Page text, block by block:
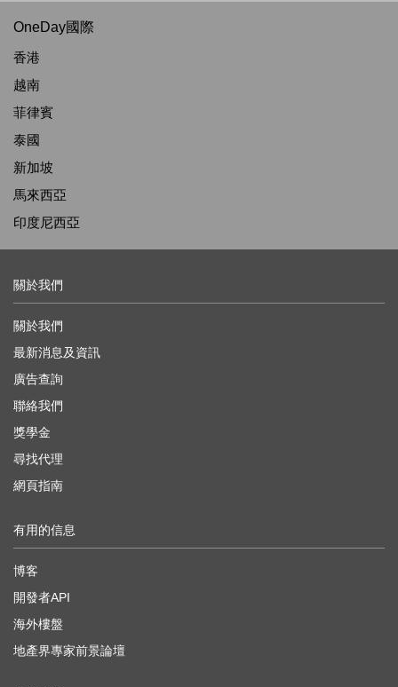
OneDay國際
香港
越南
菲律賓
泰國
新加坡
馬來西亞
印度尼西亞
關於我們
關於我們
最新消息及資訊
廣告查詢
聯絡我們
獎學金
尋找代理
網頁指南
有用的信息
博客
開發者API
海外樓盤
地產界專家前景論壇